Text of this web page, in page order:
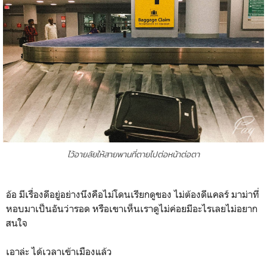
ไว้อายลัยให้สายพานที่ตายไปต่อหน้าต่อตา
อ้อ มีเรื่องดีอยู่อย่างนึงคือไม่โดนเรียกดูของ ไม่ต้องดีแคลร์ มาม่าที่
หอบมาเป็นอันว่ารอด หรือเขาเห็นเราดูไม่ค่อยมีอะไรเลยไม่อยาก
สนใจ
เอาล่ะ ได้เวลาเข้าเมืองแล้ว